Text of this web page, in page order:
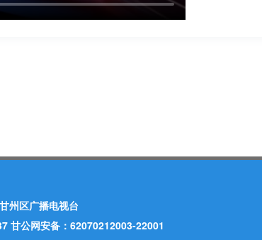
州区广播电视台
甘公网安备：62070212003-22001